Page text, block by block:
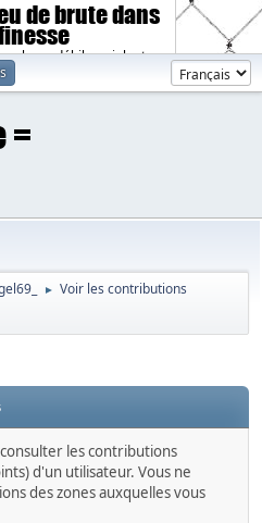
de brute dans
débiles, violents.
► Voir les contributions
les contributions
d'un utilisateur. Vous ne
des zones auxquelles vous